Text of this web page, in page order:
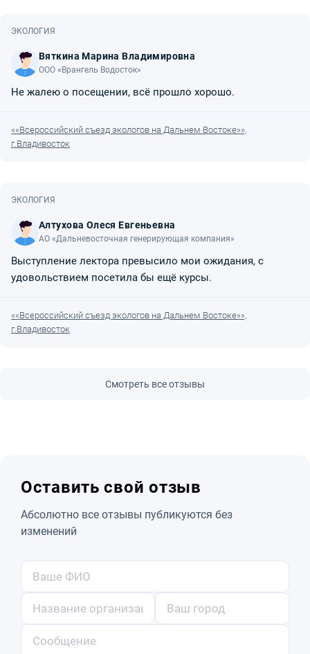
ЭКОЛОГИЯ
Вяткина Марина Владимировна
ООО «Врангель Водосток»
Не жалею о посещении, всё прошло хорошо.
««Всероссийский съезд экологов на Дальнем Востоке»»,
г.Владивосток
ЭКОЛОГИЯ
Алтухова Олеся Евгеньевна
АО «Дальневосточная генерирующая компания»
Выступление лектора превысило мои ожидания, с
удовольствием посетила бы ещё курсы.
««Всероссийский съезд экологов на Дальнем Востоке»»,
г.Владивосток
Смотреть все отзывы
Оставить свой отзыв
Абсолютно все отзывы публикуются без
изменений